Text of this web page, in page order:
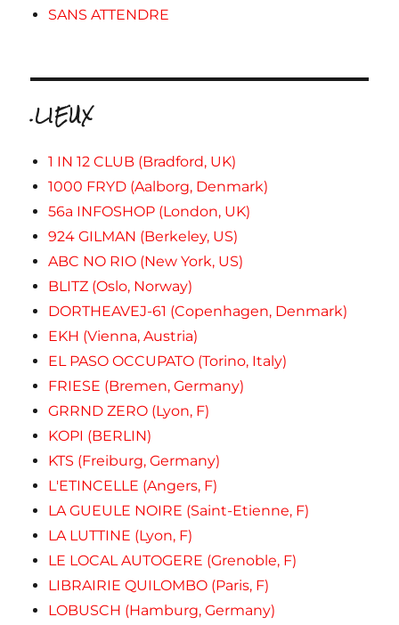
SANS ATTENDRE
.LIEUX
1 IN 12 CLUB (Bradford, UK)
1000 FRYD (Aalborg, Denmark)
56a INFOSHOP (London, UK)
924 GILMAN (Berkeley, US)
ABC NO RIO (New York, US)
BLITZ (Oslo, Norway)
DORTHEAVEJ-61 (Copenhagen, Denmark)
EKH (Vienna, Austria)
EL PASO OCCUPATO (Torino, Italy)
FRIESE (Bremen, Germany)
GRRND ZERO (Lyon, F)
KOPI (BERLIN)
KTS (Freiburg, Germany)
L'ETINCELLE (Angers, F)
LA GUEULE NOIRE (Saint-Etienne, F)
LA LUTTINE (Lyon, F)
LE LOCAL AUTOGERE (Grenoble, F)
LIBRAIRIE QUILOMBO (Paris, F)
LOBUSCH (Hamburg, Germany)